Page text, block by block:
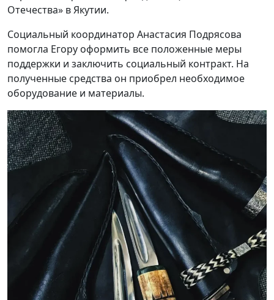
Отечества» в Якутии.
Социальный координатор Анастасия Подрясова
помогла Егору оформить все положенные меры
поддержки и заключить социальный контракт. На
полученные средства он приобрел необходимое
оборудование и материалы.